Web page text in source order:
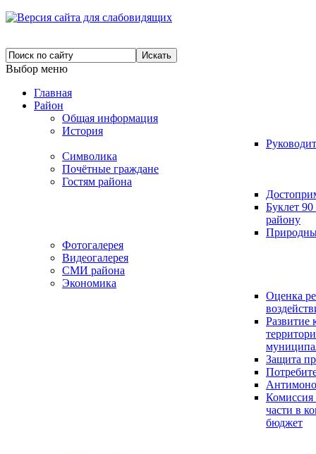
Выбор меню
Главная
Район
Общая информация
История
Символика
Почётные граждане
Гостям района
Буклет
району
Фотогалерея
Видеогалерея
СМИ района
Экономика
Оценка
Развитие
Защита
части в
бюджет